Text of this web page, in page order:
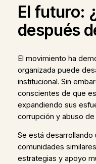
El futuro:
después
El movimiento ha
organizada puede
institucional. Sin
conscientes de que
expandiendo sus
corrupción y abuso de
Se está desarrollando
comunidades
estrategias y apoyo